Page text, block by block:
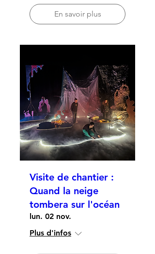
En savoir plus
Visite de chantier :
Quand la neige
tombera sur l'océan
lun. 02 nov.
Plus d'infos